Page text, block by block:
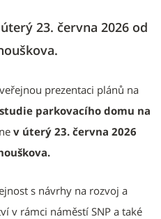
23. června 2026 od
prezentaci plánů na
parkovacího domu na
v úterý 23. června 2026
s návrhy na rozvoj a
v rámci náměstí SNP a také